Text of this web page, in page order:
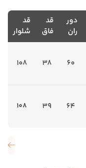
دور
ران
قد
فاق
قد
شلوار
60
38
108
64
39
108